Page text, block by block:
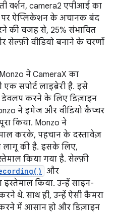
camera2 एपीआई का
पर ऐप्लिकेशन के अचानक बंद
की वजह से, 25% संभावित
सेल्फ़ी वीडियो बनाने के चरणों
ने CameraX का
सपोर्ट लाइब्रेरी है. इसे
करने के लिए डिज़ाइन
ने इमेज और वीडियो कैप्चर
किया. Monzo ने
करके, पहचान के दस्तावेज़
की है. इसके लिए,
किया गया है. सेल्फ़ी
और
इस्तेमाल किया. उन्हें साइन-
थे. साथ ही, उन्हें ऐसी कैमरा
करने में आसान हो और डिज़ाइन